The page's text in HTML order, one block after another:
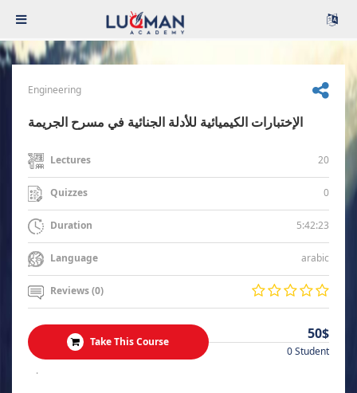
Engineering
الإختبارات الكيميائية للأدلة الجنائية في مسرح الجريمة
Lectures 20
Quizzes 0
Duration 5:42:23
Language arabic
Reviews (0)
Take This Course 50$
0 Student
.